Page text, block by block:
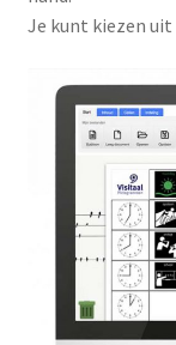
Je kunt kiezen uit